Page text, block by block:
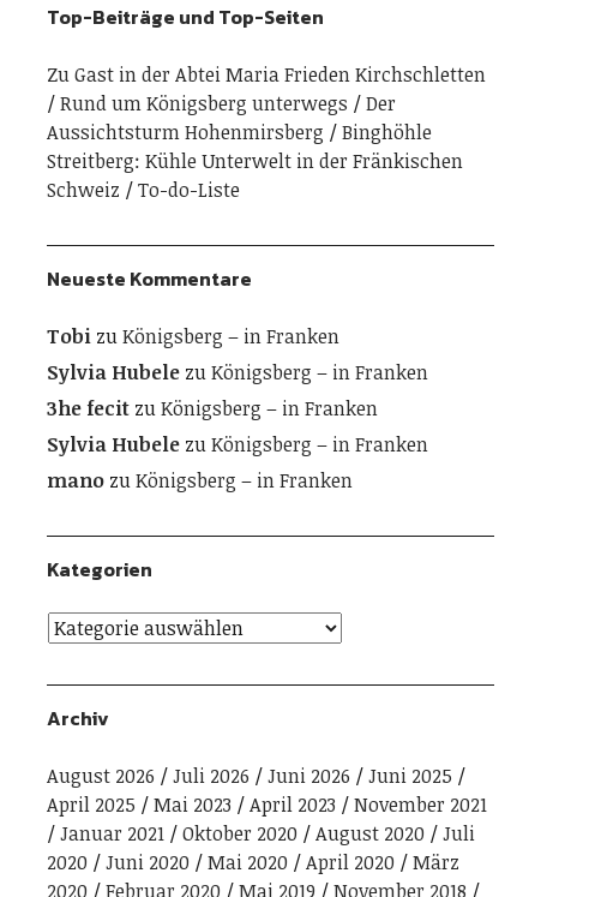
Top-Beiträge und Top-Seiten
Zu Gast in der Abtei Maria Frieden Kirchschletten
Rund um Königsberg unterwegs
Der
Aussichtsturm Hohenmirsberg
Binghöhle
Streitberg: Kühle Unterwelt in der Fränkischen
Schweiz
To-do-Liste
Neueste Kommentare
TobizuKönigsberg – in Franken
Sylvia HubelezuKönigsberg – in Franken
3he fecitzuKönigsberg – in Franken
Sylvia HubelezuKönigsberg – in Franken
manozuKönigsberg – in Franken
Kategorien
Archiv
August 2026 Juli 2026 Juni 2026
Juni 2025
April 2025
Mai 2023 April 2023
November 2021
Januar 2021
Oktober 2020 August 2020
Juli
2020
Juni 2020 Mai 2020 April 2020
März
2020
Februar 2020 Mai 2019 November 2018